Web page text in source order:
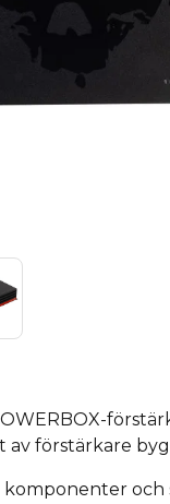
förstärkare
komponenter